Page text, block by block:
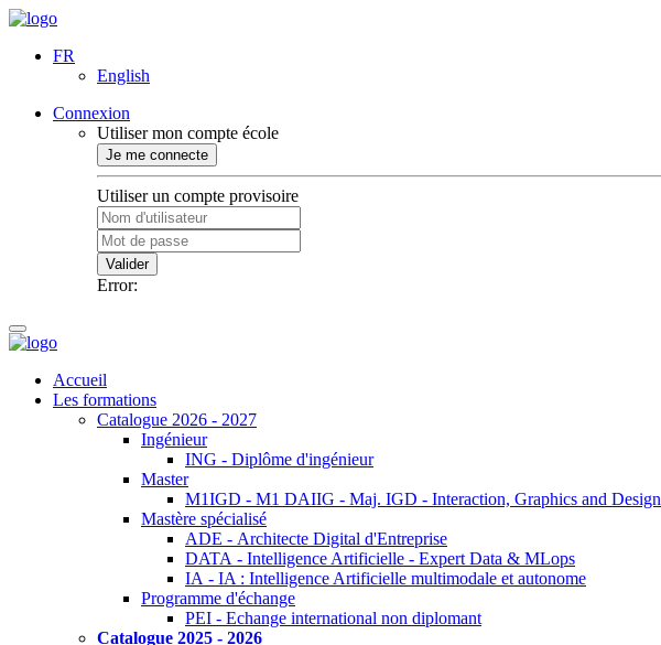
FR
English
Connexion
Utiliser mon compte école
Je me connecte
Utiliser un compte provisoire
Valider
Error:
Accueil
Les formations
Catalogue 2026 - 2027
Ingénieur
ING - Diplôme d'ingénieur
Master
M1IGD - M1 DAIIG - Maj. IGD - Interaction, Graphics and Design
Mastère spécialisé
ADE - Architecte Digital d'Entreprise
DATA - Intelligence Artificielle - Expert Data & MLops
IA - IA : Intelligence Artificielle multimodale et autonome
Programme d'échange
PEI - Echange international non diplomant
Catalogue 2025 - 2026